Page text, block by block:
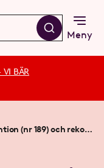
Meny
VI BÄR
LOs yttrande över remiss om ILOs konvention (nr 189) och rekommendation (nr 201) rörande Domestic workers.